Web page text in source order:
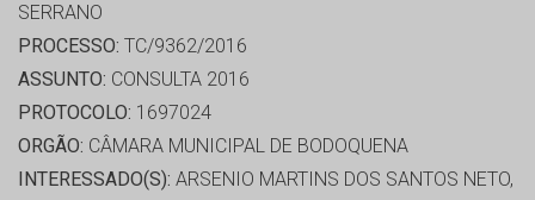
SERRANO
PROCESSO: TC/9362/2016
ASSUNTO: CONSULTA 2016
PROTOCOLO: 1697024
ORGÃO: CÂMARA MUNICIPAL DE BODOQUENA
INTERESSADO(S): ARSENIO MARTINS DOS SANTOS NETO,